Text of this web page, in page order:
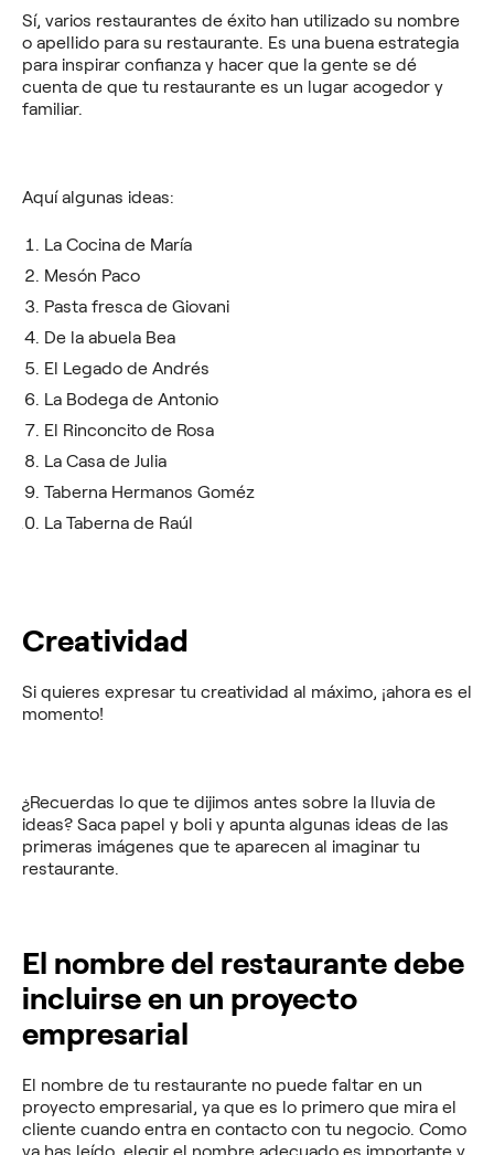
Sí, varios restaurantes de éxito han utilizado su nombre
o apellido para su restaurante. Es una buena estrategia
para inspirar confianza y hacer que la gente se dé
cuenta de que tu restaurante es un lugar acogedor y
familiar.
Aquí algunas ideas:
La Cocina de María
Mesón Paco
Pasta fresca de Giovani
De la abuela Bea
El Legado de Andrés
La Bodega de Antonio
El Rinconcito de Rosa
La Casa de Julia
Taberna Hermanos Goméz
La Taberna de Raúl
Creatividad
Si quieres expresar tu creatividad al máximo, ¡ahora es el
momento!
¿Recuerdas lo que te dijimos antes sobre la lluvia de
ideas? Saca papel y boli y apunta algunas ideas de las
primeras imágenes que te aparecen al imaginar tu
restaurante.
El nombre del restaurante debe
incluirse en un proyecto
empresarial
El nombre de tu restaurante no puede faltar en un
proyecto empresarial, ya que es lo primero que mira el
cliente cuando entra en contacto con tu negocio. Como
ya has leído, elegir el nombre adecuado es importante y